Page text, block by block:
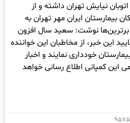
نیایش تهران داشته و از
بیمارستان ایران مهر تهران به
نوشت: سعید سال افزون
این خبر، از مخاطبان این خواننده
خودداری نمایند و اخبار
کمپانی اطلاع رسانی خواهد